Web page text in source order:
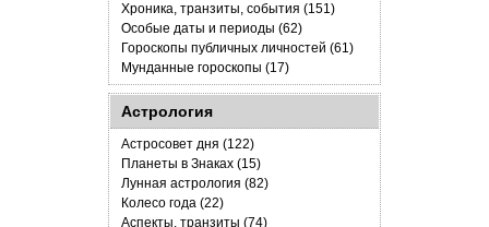
Хроника, транзиты, события (151)
Особые даты и периоды (62)
Гороскопы публичных личностей (61)
Мунданные гороскопы (17)
Астрология
Астросовет дня (122)
Планеты в Знаках (15)
Лунная астрология (82)
Колесо года (22)
Аспекты, транзиты (74)